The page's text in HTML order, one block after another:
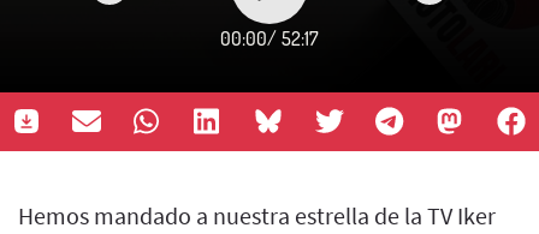
00:00/ 52:17
Hemos mandado a nuestra estrella de la TV Iker